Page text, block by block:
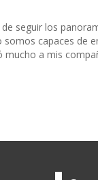
seguir los
capaces de
a mis